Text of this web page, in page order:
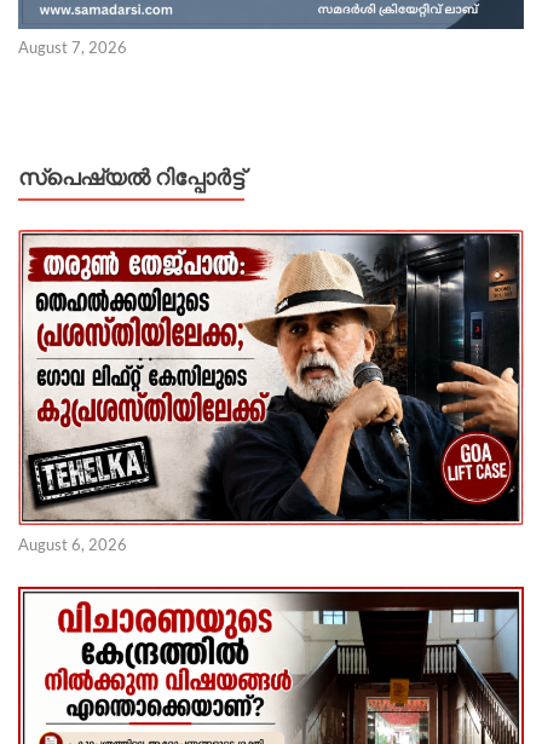
August 7, 2026
സ്പെഷ്യൽ റിപ്പോര്‍ട്ട്
August 6, 2026